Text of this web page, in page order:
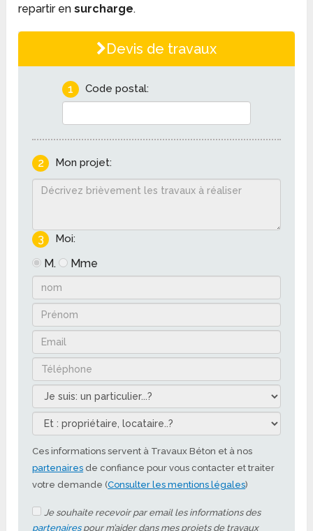
repartir ensurcharge.
Devis de travaux
1 Code postal:
2 Mon projet:
3 Moi:
M. Mme
Ces informations servent à Travaux Béton et à nos
partenaires de confiance pour vous contacter et traiter
votre demande (Consulter les mentions légales)
Je souhaite recevoir par email les informations des
partenairespour m’aider dans mes projets de travaux